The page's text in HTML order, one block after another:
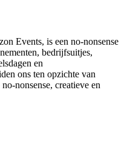
Events, is een no-nonsense
bedrijfsuitjes,
en
ons ten opzichte van
nonsense, creatieve en